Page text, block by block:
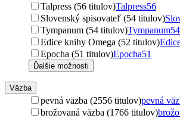
Talpress (56 titulov)Talpress56
Slovenský spisovateľ (54 titulov)
Tympanum (54 titulov)Tympanum54
Edice knihy Omega (52 titulov)
Epocha (51 titulov)Epocha51
Ďalšie možnosti
Väzba
pevná väzba (2556 titulov)pevná
brožovaná väzba (1766 titulov)